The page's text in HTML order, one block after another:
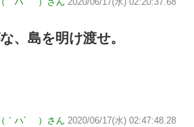
、島を明け渡せ。
｀ハ´ ）さん 2020/06/17(水) 02:47:48.28